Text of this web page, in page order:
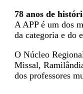
78 anos de
A APP é um dos
da categoria e do
O Núcleo
Missal,
dos professores